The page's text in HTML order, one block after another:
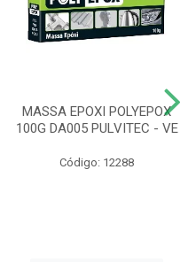
MASSA EPOXI POLYEPOX
100G DA005 PULVITEC - VE
Código: 12288